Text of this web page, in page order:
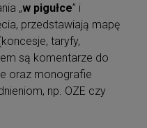
„w pigułce” i
przedstawiają mapę
taryfy,
są komentarze do
oraz monografie
np. OZE czy